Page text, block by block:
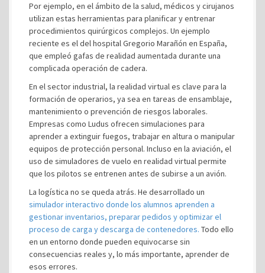
Por ejemplo, en el ámbito de la salud, médicos y cirujanos
utilizan estas herramientas para planificar y entrenar
procedimientos quirúrgicos complejos. Un ejemplo
reciente es el del hospital Gregorio Marañón en España,
que empleó gafas de realidad aumentada durante una
complicada operación de cadera.
En el sector industrial, la realidad virtual es clave para la
formación de operarios, ya sea en tareas de ensamblaje,
mantenimiento o prevención de riesgos laborales.
Empresas como Ludus ofrecen simulaciones para
aprender a extinguir fuegos, trabajar en altura o manipular
equipos de protección personal. Incluso en la aviación, el
uso de simuladores de vuelo en realidad virtual permite
que los pilotos se entrenen antes de subirse a un avión.
La logística no se queda atrás. He desarrollado un
simulador interactivo donde los alumnos aprenden a
gestionar inventarios, preparar pedidos y optimizar el
proceso de carga y descarga de contenedores. Todo ello
en un entorno donde pueden equivocarse sin
consecuencias reales y, lo más importante, aprender de
esos errores.